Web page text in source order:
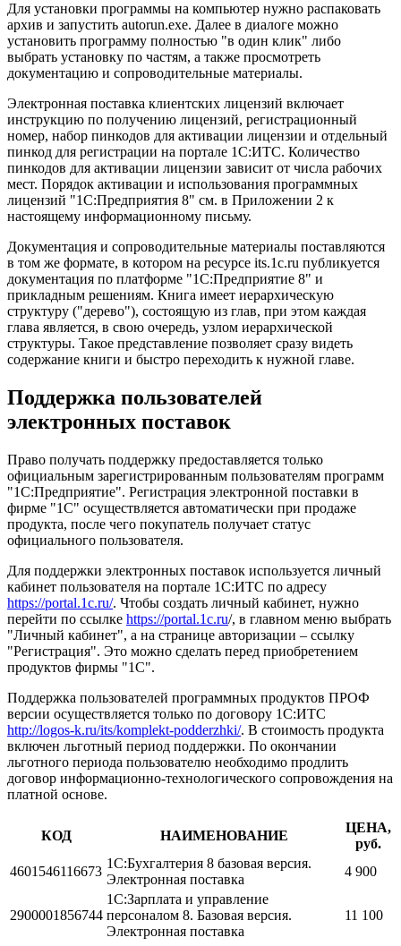
Для установки программы на компьютер нужно распаковать
архив и запустить autorun.exe. Далее в диалоге можно
установить программу полностью "в один клик" либо
выбрать установку по частям, а также просмотреть
документацию и сопроводительные материалы.
Электронная поставка клиентских лицензий включает
инструкцию по получению лицензий, регистрационный
номер, набор пинкодов для активации лицензии и отдельный
пинкод для регистрации на портале 1С:ИТС. Количество
пинкодов для активации лицензии зависит от числа рабочих
мест. Порядок активации и использования программных
лицензий "1С:Предприятия 8" см. в Приложении 2 к
настоящему информационному письму.
Документация и сопроводительные материалы поставляются
в том же формате, в котором на ресурсе its.1c.ru публикуется
документация по платформе "1С:Предприятие 8" и
прикладным решениям. Книга имеет иерархическую
структуру ("дерево"), состоящую из глав, при этом каждая
глава является, в свою очередь, узлом иерархической
структуры. Такое представление позволяет сразу видеть
содержание книги и быстро переходить к нужной главе.
Поддержка пользователей
электронных поставок
Право получать поддержку предоставляется только
официальным зарегистрированным пользователям программ
"1С:Предприятие". Регистрация электронной поставки в
фирме "1С" осуществляется автоматически при продаже
продукта, после чего покупатель получает статус
официального пользователя.
Для поддержки электронных поставок используется личный
кабинет пользователя на портале 1С:ИТС по адресу
https://portal.1c.ru/. Чтобы создать личный кабинет, нужно
перейти по ссылке https://portal.1c.ru/, в главном меню выбрать
"Личный кабинет", а на странице авторизации – ссылку
"Регистрация". Это можно сделать перед приобретением
продуктов фирмы "1С".
Поддержка пользователей программных продуктов ПРОФ
версии осуществляется только по договору 1С:ИТС
http://logos-k.ru/its/komplekt-podderzhki/. В стоимость продукта
включен льготный период поддержки. По окончании
льготного периода пользователю необходимо продлить
договор информационно-технологического сопровождения на
платной основе.
КОД НАИМЕНОВАНИЕ
ЦЕНА,
руб.
4601546116673
1С:Бухгалтерия 8 базовая версия.
Электронная поставка
4 900
2900001856744
1С:Зарплата и управление
персоналом 8. Базовая версия.
Электронная поставка
11 100